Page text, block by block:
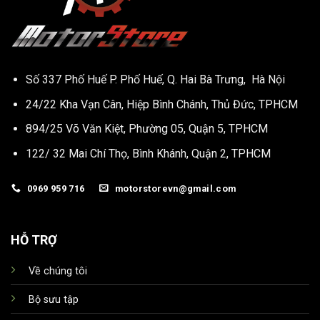
Số 337 Phố Huế P. Phố Huế, Q. Hai Bà Trưng, Hà Nội
24/22 Kha Vạn Cân, Hiệp Bình Chánh, Thủ Đức, TPHCM
894/25 Võ Văn Kiệt, Phường 05, Quận 5, TPHCM
122/ 32 Mai Chí Thọ, Bình Khánh, Quận 2, TPHCM
0969 959 716 motorstorevn@gmail.com
HỖ TRỢ
Về chúng tôi
Bộ sưu tập